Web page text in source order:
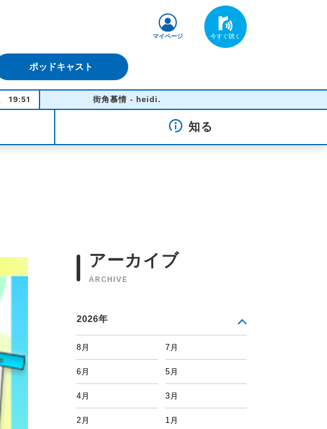
ポッドキャスト
マイページ
19:51 街角慕情 - heidi.
知る
アーカイブ
ARCHIVE
2026年
8月 7月
6月 5月
4月 3月
2月 1月